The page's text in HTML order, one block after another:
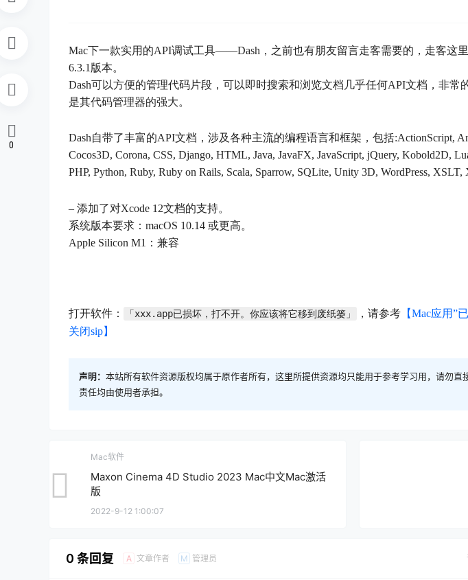
Mac下一款实用的API调试工具——Dash，之前也有朋友留言走客需要的，走客这
6.3.1版本。
Dash可以方便的管理代码片段，可以即时搜索和浏览文档几乎任何API文档，非常
是其代码管理器的强大。
Dash自带了丰富的API文档，涉及各种主流的编程语言和框架，包括:ActionScript,
Cocos3D, Corona, CSS, Django, HTML, Java, JavaFX, JavaScript, jQuery, Kobold2D,
PHP, Python, Ruby, Ruby on Rails, Scala, Sparrow, SQLite, Unity 3D, WordPress, XSLT,
– 添加了对Xcode 12文档的支持。
系统版本要求：macOS 10.14 或更高。
Apple Silicon M1：兼容
打开软件： 「xxx.app已损坏，打不开。你应该将它移到废纸篓」 ，请参考 【Mac应用”
关闭sip】
声明： 本站所有软件资源版权均属于原作者所有，这里所提供资源均只能用于参考学习用，请勿
责任均由使用者承担。
0
Mac软件
Maxon Cinema 4D Studio 2023 Mac中文Mac激活
版
2022-9-12 1:00:07
0 条回复 A 文章作者 M 管理员